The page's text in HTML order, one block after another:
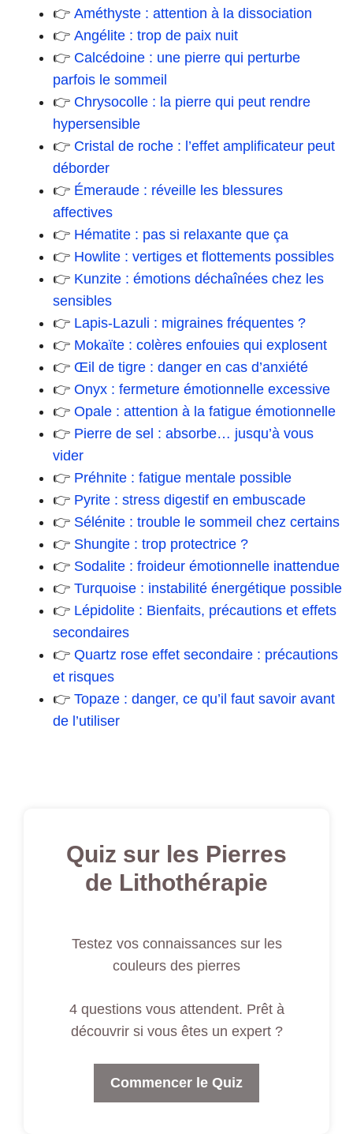
👉 Améthyste : attention à la dissociation
👉 Angélite : trop de paix nuit
👉 Calcédoine : une pierre qui perturbe
parfois le sommeil
👉 Chrysocolle : la pierre qui peut rendre
hypersensible
👉 Cristal de roche : l’effet amplificateur peut
déborder
👉 Émeraude : réveille les blessures
affectives
👉 Hématite : pas si relaxante que ça
👉 Howlite : vertiges et flottements possibles
👉 Kunzite : émotions déchaînées chez les
sensibles
👉 Lapis-Lazuli : migraines fréquentes ?
👉 Mokaïte : colères enfouies qui explosent
👉 Œil de tigre : danger en cas d’anxiété
👉 Onyx : fermeture émotionnelle excessive
👉 Opale : attention à la fatigue émotionnelle
👉 Pierre de sel : absorbe… jusqu’à vous
vider
👉 Préhnite : fatigue mentale possible
👉 Pyrite : stress digestif en embuscade
👉 Sélénite : trouble le sommeil chez certains
👉 Shungite : trop protectrice ?
👉 Sodalite : froideur émotionnelle inattendue
👉 Turquoise : instabilité énergétique possible
👉 Lépidolite : Bienfaits, précautions et effets
secondaires
👉 Quartz rose effet secondaire : précautions
et risques
👉 Topaze : danger, ce qu’il faut savoir avant
de l’utiliser
Quiz sur les Pierres
de Lithothérapie
Testez vos connaissances sur les
couleurs des pierres
4 questions vous attendent. Prêt à
découvrir si vous êtes un expert ?
Commencer le Quiz